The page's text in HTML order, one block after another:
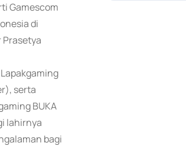
Gamescom
di
serta
BUKA
lahirnya
bagi